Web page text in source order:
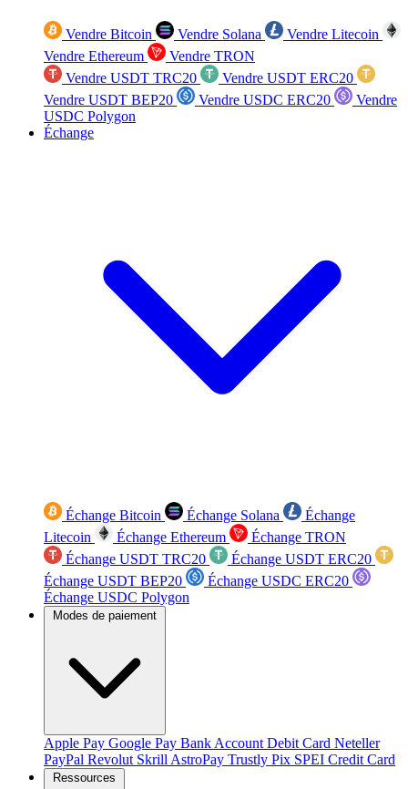
Vendre Bitcoin Vendre Solana
Vendre Litecoin
Vendre Ethereum
Vendre TRON
Vendre USDT TRC20
Vendre USDT ERC20
Vendre USDT BEP20
Vendre USDC ERC20
Vendre
USDC Polygon
Échange
Échange Bitcoin Échange Solana
Échange
Litecoin
Échange Ethereum
Échange TRON
Échange USDT TRC20
Échange USDT ERC20
Échange USDT BEP20
Échange USDC ERC20
Échange USDC Polygon
Modes de paiement
Apple Pay Google Pay Bank Account Debit Card Neteller
PayPal Revolut Skrill AstroPay Trustly Pix SPEI Credit Card
Ressources